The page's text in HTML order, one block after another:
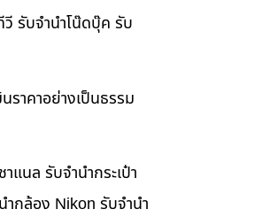
รับจำนำโน๊ดบุ๊ค รับ
ราคาอย่างเป็นธรรม
แนล รับจำนำกระเป๋า
กล้อง Nikon รับจำนำ